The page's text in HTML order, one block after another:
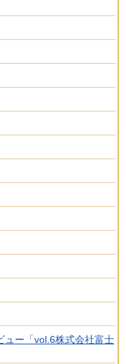
ュー「vol.6株式会社富士